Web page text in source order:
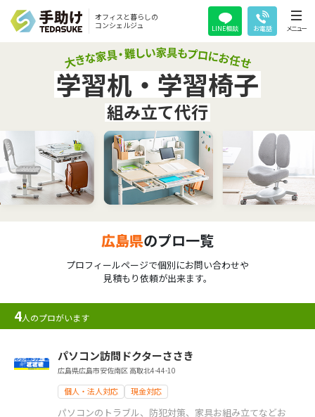
オフィスと暮らしの
コンシェルジュ
LINE相談 お電話 メニュー
学習机・学習椅子
組み立て代行
広島県のプロ一覧
プロフィールページで個別にお問い合わせや
見積もり依頼が出来ます。
4人のプロがいます
パソコン訪問ドクターささき
広島県広島市安佐南区 高取北4-44-10
個人・法人対応 現金対応
パソコンのトラブル、防犯対策、家具お組み立てなどお